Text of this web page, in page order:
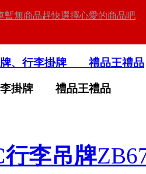
暫無商品趕快選擇心愛的商品吧
牌、行李掛牌 禮品王禮品
李掛牌 禮品王禮品
行李吊牌